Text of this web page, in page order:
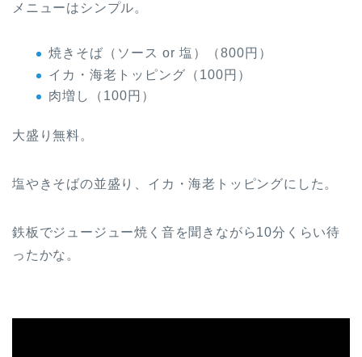
メニューはシンプル。
焼きそば（ソース or 塩）（800円）
イカ・海老トッピング（100円）
肉増し（100円）
大盛り無料。
塩やきそばの並盛り、イカ・海老トッピングにした。
鉄板でジュージュー焼く音を聞きながら10分くらい待
ったかな。